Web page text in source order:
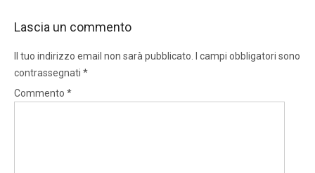
Lascia un commento
Il tuo indirizzo email non sarà pubblicato.
I campi obbligatori sono
contrassegnati *
Commento *